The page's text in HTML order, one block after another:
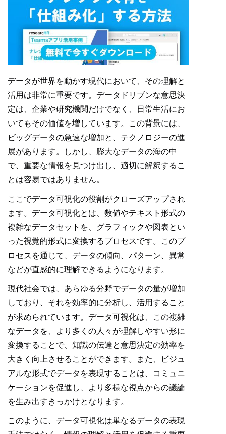
データが世界を動かす現代において、その理解と
活用は非常に重要です。データドリブンな意思決
定は、企業や研究機関だけでなく、日常生活にお
いてもその価値を増しています。この背景には、
ビッグデータの急速な増加と、テクノロジーの進
展があります。しかし、膨大なデータの海の中
で、重要な情報を見つけ出し、適切に解釈するこ
とは容易ではありません。
ここでデータ可視化の役割がクローズアップされ
ます。データ可視化とは、数値やテキスト形式の
複雑なデータセットを、グラフィックや図表とい
った視覚的形式に変換するプロセスです。このプ
ロセスを通じて、データの傾向、パターン、異常
などが直感的に理解できるようになります。
現代社会では、あらゆる分野でデータの量が増加
しており、それを効率的に分析し、活用すること
が求められています。データ可視化は、この複雑
なデータを、より多くの人々が理解しやすい形に
変換することで、知識の伝達と意思決定の効率を
大きく向上させることができます。また、ビジュ
アルな形式でデータを表現することは、コミュニ
ケーションを促進し、より多様な視点からの議論
を生み出すきっかけとなります。
このように、データ可視化は単なるデータの表現